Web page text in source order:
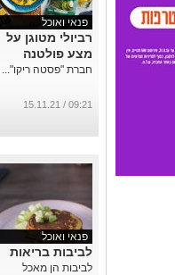
פנאי ואוכל
רביולי מטוגן על
מצע פולטנה
חברת "פסטה ריקו"...
09:21 / 15.11.21
פנאי ואוכל
לביבות בריאות
לביבות הן מאכל